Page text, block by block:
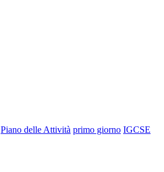
Piano delle Attività primo giorno IGCSE